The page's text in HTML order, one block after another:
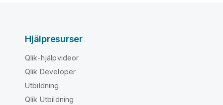
Hjälpresurser
Qlik-hjälpvideor
Qlik Developer
Utbildning
Qlik Utbildning